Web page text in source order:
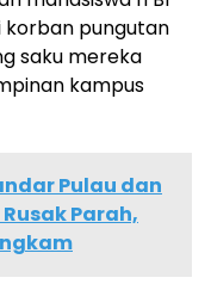
korban pungutan
saku mereka
kampus
Pulau dan
Parah,